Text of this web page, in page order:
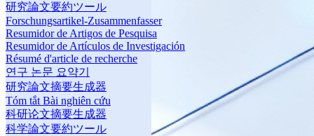
研究論文要約ツール
Forschungsartikel-Zusammenfasser
Resumidor de Artigos de Pesquisa
Resumidor de Artículos de Investigación
Résumé d'article de recherche
연구 논문 요약기
研究論文摘要生成器
Tóm tắt Bài nghiên cứu
科研论文摘要生成器
科学論文要約ツール